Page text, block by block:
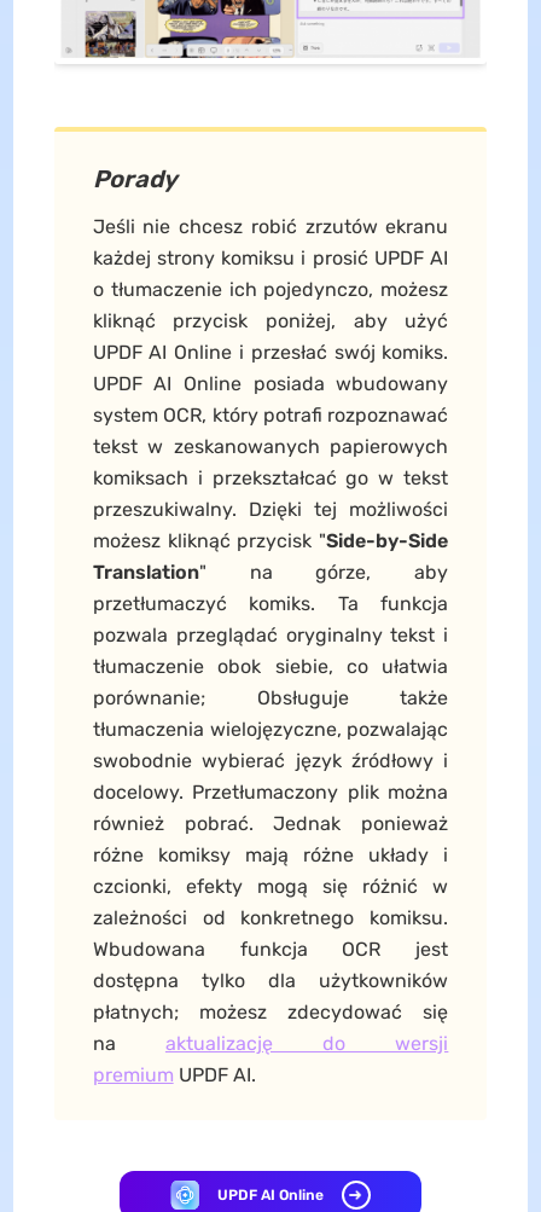
Porady
Jeśli nie chcesz robić zrzutów ekranu
każdej strony komiksu i prosić UPDF AI
o tłumaczenie ich pojedynczo, możesz
kliknąć przycisk poniżej, aby użyć
UPDF AI Online i przesłać swój komiks.
UPDF AI Online posiada wbudowany
system OCR, który potrafi rozpoznawać
tekst w zeskanowanych papierowych
komiksach i przekształcać go w tekst
przeszukiwalny. Dzięki tej możliwości
możesz kliknąć przycisk "Side-by-Side
Translation" na górze, aby
przetłumaczyć komiks. Ta funkcja
pozwala przeglądać oryginalny tekst i
tłumaczenie obok siebie, co ułatwia
porównanie; Obsługuje także
tłumaczenia wielojęzyczne, pozwalając
swobodnie wybierać język źródłowy i
docelowy. Przetłumaczony plik można
również pobrać. Jednak ponieważ
różne komiksy mają różne układy i
czcionki, efekty mogą się różnić w
zależności od konkretnego komiksu.
Wbudowana funkcja OCR jest
dostępna tylko dla użytkowników
płatnych; możesz zdecydować się
na aktualizację do wersji
premium UPDF AI.
UPDF AI Online